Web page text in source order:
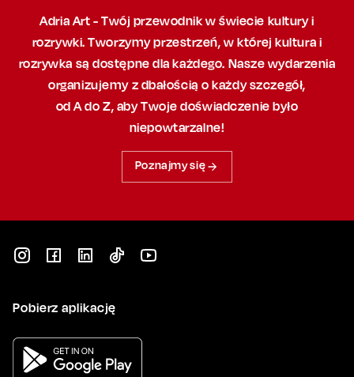
Adria Art - Twój przewodnik w świecie kultury i
rozrywki. Tworzymy przestrzeń,w której kultura i
rozrywka są dostępne dla każdego. Nasze wydarzenia
organizujemy z dbałością o każdy szczegół,
od A do Z, abyTwoje doświadczenie było
niepowtarzalne!
Poznajmy się
Pobierz aplikację